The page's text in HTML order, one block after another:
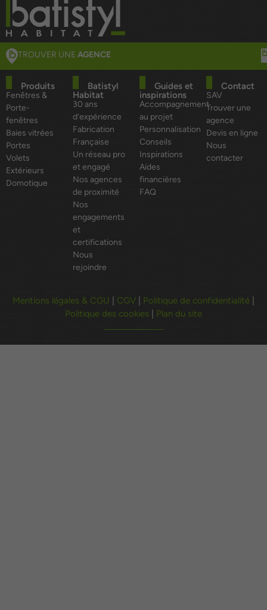
TROUVER UNE AGENCE
Produits
Fenêtres &
Porte-
fenêtres
Baies vitrées
Portes
Volets
Extérieurs
Domotique
Batistyl
Habitat
30 ans
d’expérience
Fabrication
Française
Un réseau pro
et engagé
Nos agences
de proximité
Nos
engagements
et
certifications
Nous
rejoindre
Guides et
inspirations
Accompagnement
au projet
Personnalisation
Conseils
Inspirations
Aides
financières
FAQ
Contact
SAV
Trouver une
agence
Devis en ligne
Nous
contacter
Mentions légales & CGU CGV Politique de confidentialité
Politique des cookies
Plan du site